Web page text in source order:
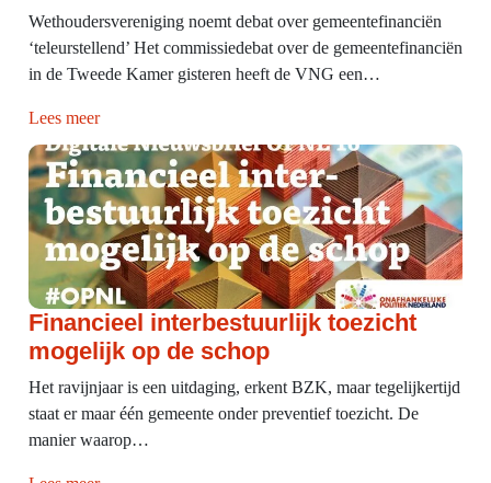
Wethoudersvereniging noemt debat over gemeentefinanciën
‘teleurstellend’ Het commissiedebat over de gemeentefinanciën
in de Tweede Kamer gisteren heeft de VNG een…
Lees meer
Financieel interbestuurlijk toezicht
mogelijk op de schop
Het ravijnjaar is een uitdaging, erkent BZK, maar tegelijkertijd
staat er maar één gemeente onder preventief toezicht. De
manier waarop…